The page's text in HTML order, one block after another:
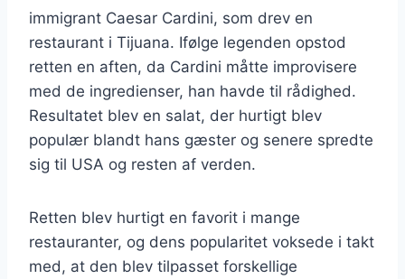
immigrant Caesar Cardini, som drev en
restaurant i Tijuana. Ifølge legenden opstod
retten en aften, da Cardini måtte improvisere
med de ingredienser, han havde til rådighed.
Resultatet blev en salat, der hurtigt blev
populær blandt hans gæster og senere spredte
sig til USA og resten af verden.
Retten blev hurtigt en favorit i mange
restauranter, og dens popularitet voksede i takt
med, at den blev tilpasset forskellige